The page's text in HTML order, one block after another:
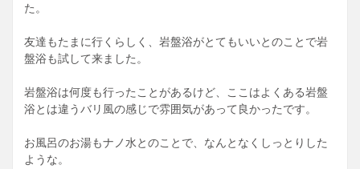
た。
友達もたまに行くらしく、岩盤浴がとてもいいとのことで岩
盤浴も試して来ました。
岩盤浴は何度も行ったことがあるけど、ここはよくある岩盤
浴とは違うバリ風の感じで雰囲気があって良かったです。
お風呂のお湯もナノ水とのことで、なんとなくしっとりした
ような。